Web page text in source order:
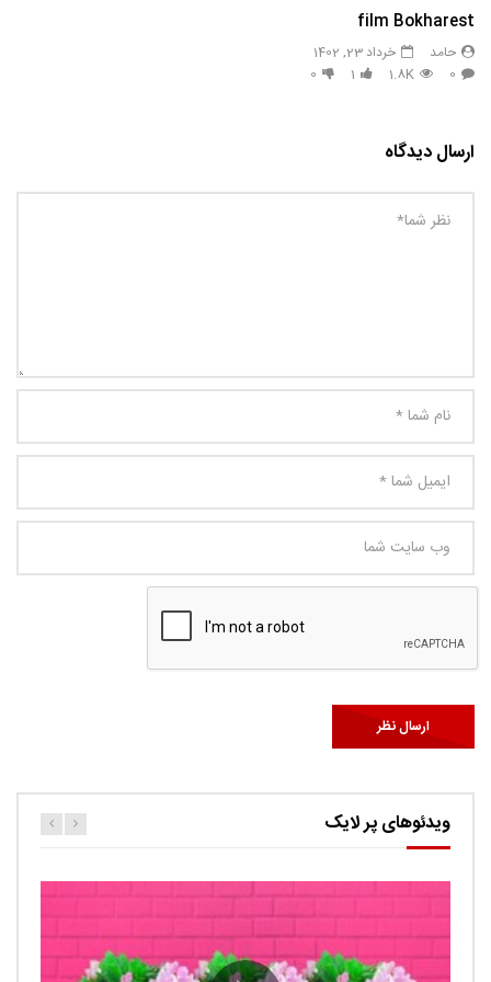
film Bokharest
حامد
خرداد 23, 1402
0
1.8K
1
0
ارسال دیدگاه
ویدئوهای پر لایک
کارتون اگنس این قسمت ربات ها
حامد 0.9K